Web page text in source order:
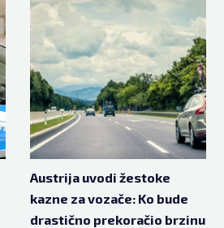
Austrija uvodi žestoke
kazne za vozače: Ko bude
drastično prekoračio brzinu